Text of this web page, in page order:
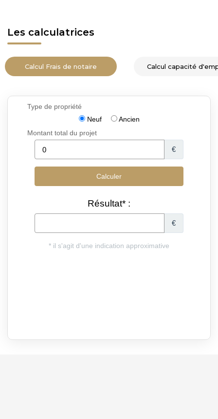
Les calculatrices
Calcul Frais de notaire Calcul capacité